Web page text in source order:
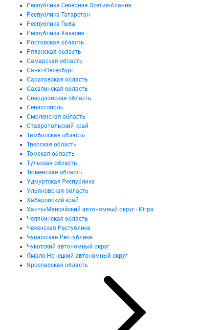
Республика Северная Осетия-Алания
Республика Татарстан
Республика Тыва
Республика Хакасия
Ростовская область
Рязанская область
Самарская область
Санкт-Петербург
Саратовская область
Сахалинская область
Свердловская область
Севастополь
Смоленская область
Ставропольский край
Тамбовская область
Тверская область
Томская область
Тульская область
Тюменская область
Удмуртская Республика
Ульяновская область
Хабаровский край
Ханты-Мансийский автономный округ - Югра
Челябинская область
Чеченская Республика
Чувашская Республика
Чукотский автономный округ
Ямало-Ненецкий автономный округ
Ярославская область